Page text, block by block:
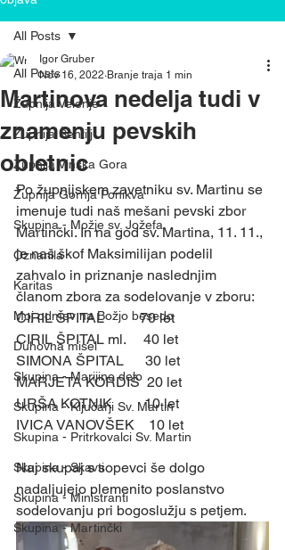
All Posts
Župnija Velenje
Župnija Šentilj
Župnija Vinska Gora
Župnija Gornja Ponikva
Skupina - Možje sv. Jožefa
Oznanila
Karitas
Moj odmev na Božjo besedo
Duhovna misel
Skupina - Marijino delo
Skupina - Ključarji Sv. Martin
Skupina - Pritrkovalci Sv. Martin
Skupina - Skavti
Skupina - Ministranti
Skupina - Martinčki
All Posts
Martinova nedelja tudi v
znamenju pevskih
obletnic
Igor Gruber
Nov 16, 2022 Branje traja 1 min
Po župnijskem zavetniku sv. Martinu se
imenuje tudi naš mešani pevski zbor
Martinčki. In na god sv. Martina, 11. 11.,
je naš škof Maksimilijan podelil
zahvalo in priznanje naslednjim
članom zbora za sodelovanje v zboru:
CIRIL ŠPITAL          70 let
CIRIL ŠPITAL ml.     40 let
SIMONA ŠPITAL      30 let
MARJETA KORDIŠ  20 let
URŠA KOTNIK         10 let
IVICA VANOVŠEK    10 let
Naj skupaj s sopevci še dolgo
nadaljujejo plemenito poslanstvo
sodelovanju pri bogoslužju s petjem.